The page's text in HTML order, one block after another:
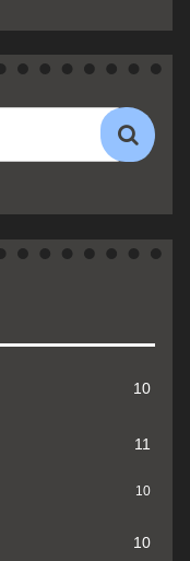
10
11
10
10